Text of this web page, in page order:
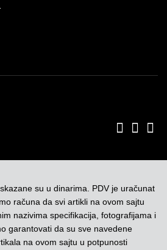
su u dinarima. PDV je uračunat
računa da svi artikli na ovom sajtu
nazivima specifikacija, fotografijama i
garantovati da su sve navedene
na ovom sajtu u potpunosti